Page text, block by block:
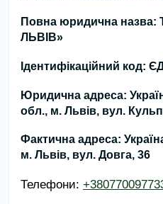
Повна юридична назва:
ЛЬВІВ»
Ідентифікаційний код:
Юридична адреса:
обл., м. Львів, вул.
Фактична адреса:
м. Львів, вул. Довга, 36
Телефони: